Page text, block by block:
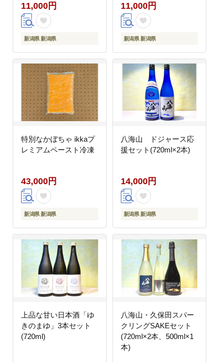
11,000円
新潟県 新潟県
11,000円
新潟県 新潟県
特別なかぼちゃ ikkaプ
レミアムペースト冷凍
43,000円
新潟県 新潟県
八海山 ドジャース応
援セット(720ml×2本)
14,000円
新潟県 新潟県
上品な甘い日本酒「ゆ
きのまゆ」3本セット
(720ml)
八海山・久保田スパー
クリングSAKEセット
(720ml×2本、500ml×1
本)